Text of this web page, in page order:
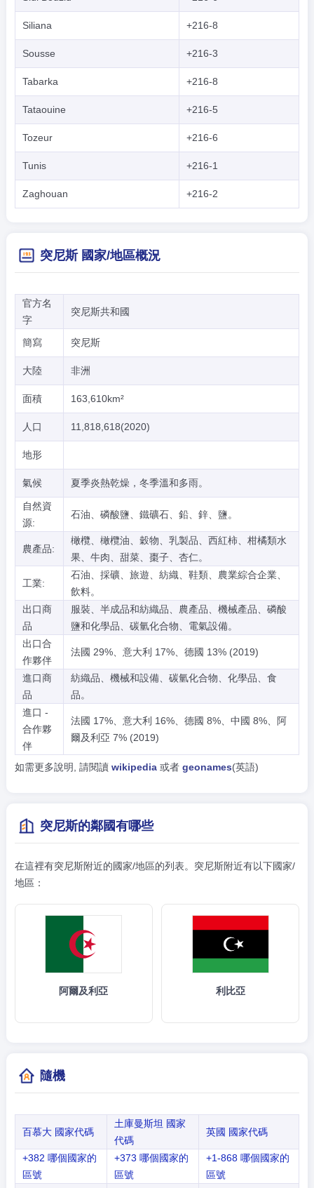
Siliana +216-8
Sousse +216-3
Tabarka +216-8
Tataouine +216-5
Tozeur +216-6
Tunis +216-1
Zaghouan +216-2
突尼斯 國家/地區概況
官方名
字
突尼斯共和國
簡寫 突尼斯
大陸 非洲
面積 163,610km²
人口 11,818,618(2020)
地形
氣候 夏季炎熱乾燥，冬季溫和多雨。
自然資
源:
石油、磷酸鹽、鐵礦石、鉛、鋅、鹽。
農產品:
橄欖、橄欖油、穀物、乳製品、西紅柿、柑橘類水
果、牛肉、甜菜、棗子、杏仁。
工業:
石油、採礦、旅遊、紡織、鞋類、農業綜合企業、
飲料。
出口商
品
服裝、半成品和紡織品、農產品、機械產品、磷酸
鹽和化學品、碳氫化合物、電氣設備。
出口合
作夥伴
法國 29%、意大利 17%、德國 13% (2019)
進口商
品
紡織品、機械和設備、碳氫化合物、化學品、食
品。
進口 -
合作夥
伴
法國 17%、意大利 16%、德國 8%、中國 8%、阿
爾及利亞 7% (2019)
如需更多說明, 請閱讀 wikipedia或者 geonames(英語)
突尼斯的鄰國有哪些
在這裡有突尼斯附近的國家/地區的列表。突尼斯附近有以下國家/
地區：
阿爾及利亞 利比亞
隨機
百慕大 國家代碼
土庫曼斯坦 國家
代碼
英國 國家代碼
+382 哪個國家的
區號
+373 哪個國家的
區號
+1-868 哪個國家的
區號